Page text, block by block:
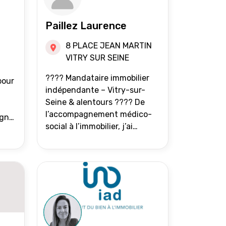
Paillez Laurence
8 PLACE JEAN MARTIN
VITRY SUR SEINE
???? Mandataire immobilier
indépendante – Vitry-sur-
Seine & alentours ???? De
l’accompagnement médico-
social à l’immobilier, j’ai
gens à avancer sereinement.
Aujourd’hui, j’accompagne
mes clients avec franchise,
écoute et énergie pour
vendre ou acheter leur bien
immobilier. ???? 300 familles
accompagnées en 8 ans, 90 %